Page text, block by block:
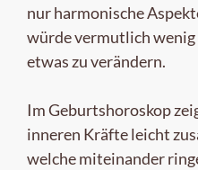
nur harmonische
würde vermutlich
etwas zu verändern.
Im Geburtshoroskop
inneren Kräfte leicht
welche miteinander